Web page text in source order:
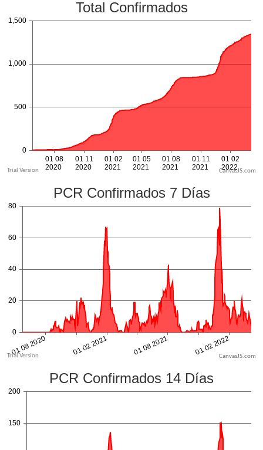
CanvasJS.com
CanvasJS.com